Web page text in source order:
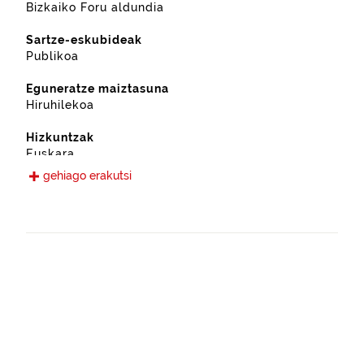
Bizkaiko Foru aldundia
Sartze-eskubideak
Publikoa
Eguneratze maiztasuna
Hiruhilekoa
Hizkuntzak
Euskara
Gaztelania
gehiago erakutsi